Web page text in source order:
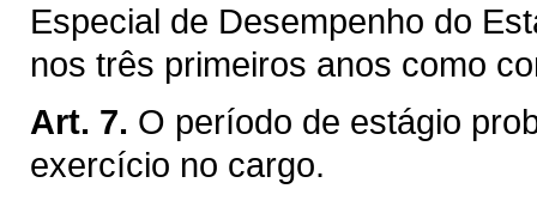
Especial de Desempenho do
nos três primeiros anos como
Art. 7. O período de estágio
exercício no cargo.